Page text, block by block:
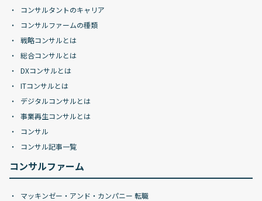
コンサルタントのキャリア
コンサルファームの種類
戦略コンサルとは
総合コンサルとは
DXコンサルとは
ITコンサルとは
デジタルコンサルとは
事業再生コンサルとは
コンサル
コンサル記事一覧
コンサルファーム
マッキンゼー・アンド・カンパニー 転職